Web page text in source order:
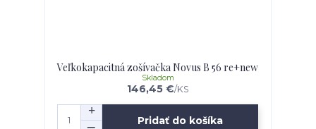
Veľkokapacitná zošívačka Novus B 56 re+new
146,45 €/KS
Skladom
Pridať do košíka